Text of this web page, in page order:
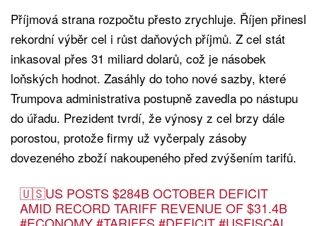
Příjmová strana rozpočtu přesto zrychluje. Říjen přinesl
rekordní výběr cel i růst daňových příjmů. Z cel stát
inkasoval přes 31 miliard dolarů, což je násobek
loňských hodnot. Zasáhly do toho nové sazby, které
Trumpova administrativa postupně zavedla po nástupu
do úřadu. Prezident tvrdí, že výnosy z cel brzy dále
porostou, protože firmy už vyčerpaly zásoby
dovezeného zboží nakoupeného před zvýšením tarifů.
🇺🇸US POSTS $284B OCTOBER DEFICIT
AMID RECORD TARIFF REVENUE OF $31.4B